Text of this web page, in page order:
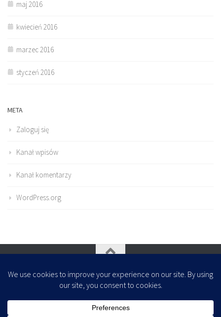
maj 2016
kwiecień 2016
marzec 2016
styczeń 2016
META
Zaloguj się
Kanał wpisów
Kanał komentarzy
WordPress.org
- Zaprojektowany z